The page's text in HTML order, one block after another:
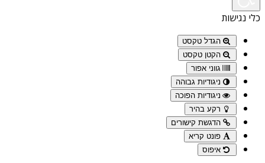
כלי נגישות
הגדל טקסט
הקטן טקסט
גווני אפור
ניגודיות גבוהה
ניגודיות הפוכה
רקע בהיר
הדגשת קישורים
פונט קריא
איפוס